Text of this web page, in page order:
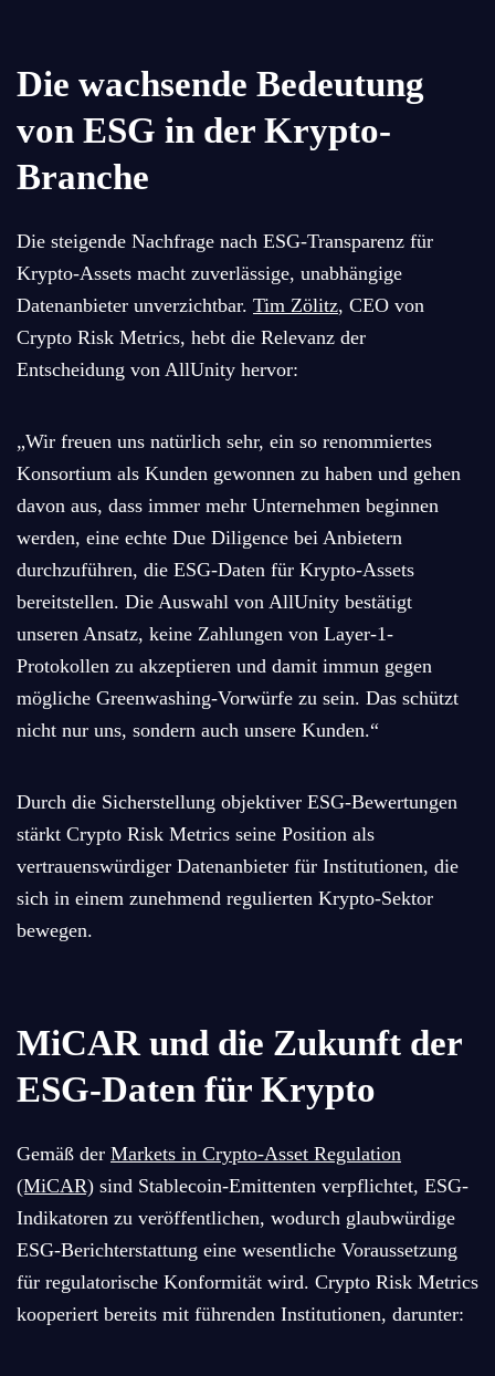
Die wachsende Bedeutung
von ESG in der Krypto-
Branche
Die steigende Nachfrage nach ESG-Transparenz für
Krypto-Assets macht zuverlässige, unabhängige
Datenanbieter unverzichtbar. Tim Zölitz, CEO von
Crypto Risk Metrics, hebt die Relevanz der
Entscheidung von AllUnity hervor:
„Wir freuen uns natürlich sehr, ein so renommiertes
Konsortium als Kunden gewonnen zu haben und gehen
davon aus, dass immer mehr Unternehmen beginnen
werden, eine echte Due Diligence bei Anbietern
durchzuführen, die ESG-Daten für Krypto-Assets
bereitstellen. Die Auswahl von AllUnity bestätigt
unseren Ansatz, keine Zahlungen von Layer-1-
Protokollen zu akzeptieren und damit immun gegen
mögliche Greenwashing-Vorwürfe zu sein. Das schützt
nicht nur uns, sondern auch unsere Kunden.“
Durch die Sicherstellung objektiver ESG-Bewertungen
stärkt Crypto Risk Metrics seine Position als
vertrauenswürdiger Datenanbieter für Institutionen, die
sich in einem zunehmend regulierten Krypto-Sektor
bewegen.
MiCAR und die Zukunft der
ESG-Daten für Krypto
Gemäß der Markets in Crypto-Asset Regulation
(MiCAR) sind Stablecoin-Emittenten verpflichtet, ESG-
Indikatoren zu veröffentlichen, wodurch glaubwürdige
ESG-Berichterstattung eine wesentliche Voraussetzung
für regulatorische Konformität wird. Crypto Risk Metrics
kooperiert bereits mit führenden Institutionen, darunter: